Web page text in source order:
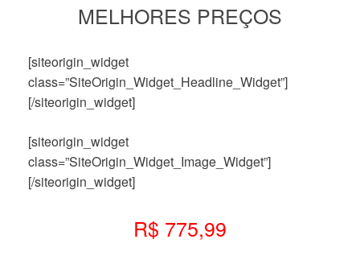
MELHORES PREÇOS
[siteorigin_widget
class=”SiteOrigin_Widget_Headline_Widget”]
[/siteorigin_widget]
[siteorigin_widget
class=”SiteOrigin_Widget_Image_Widget”]
[/siteorigin_widget]
R$ 775,99